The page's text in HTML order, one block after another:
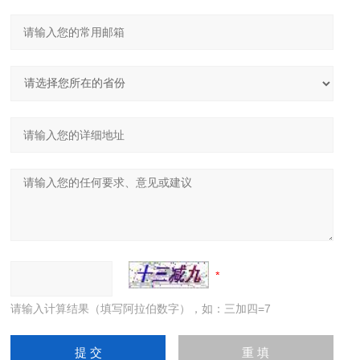
请输入计算结果（填写阿拉伯数字），如：三加四=7